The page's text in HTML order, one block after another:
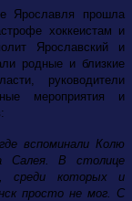
Ярославля прошла
хоккеистам и
Ярославский и
родные и близкие
руководители
мероприятия и
вспоминали Колю
Салея. В столице
среди которых и
просто не мог. С